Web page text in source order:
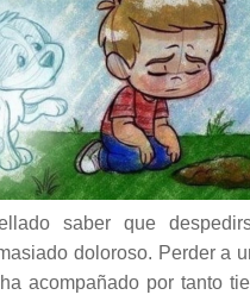
saber que
doloroso. Perder a
acompañado por tanto